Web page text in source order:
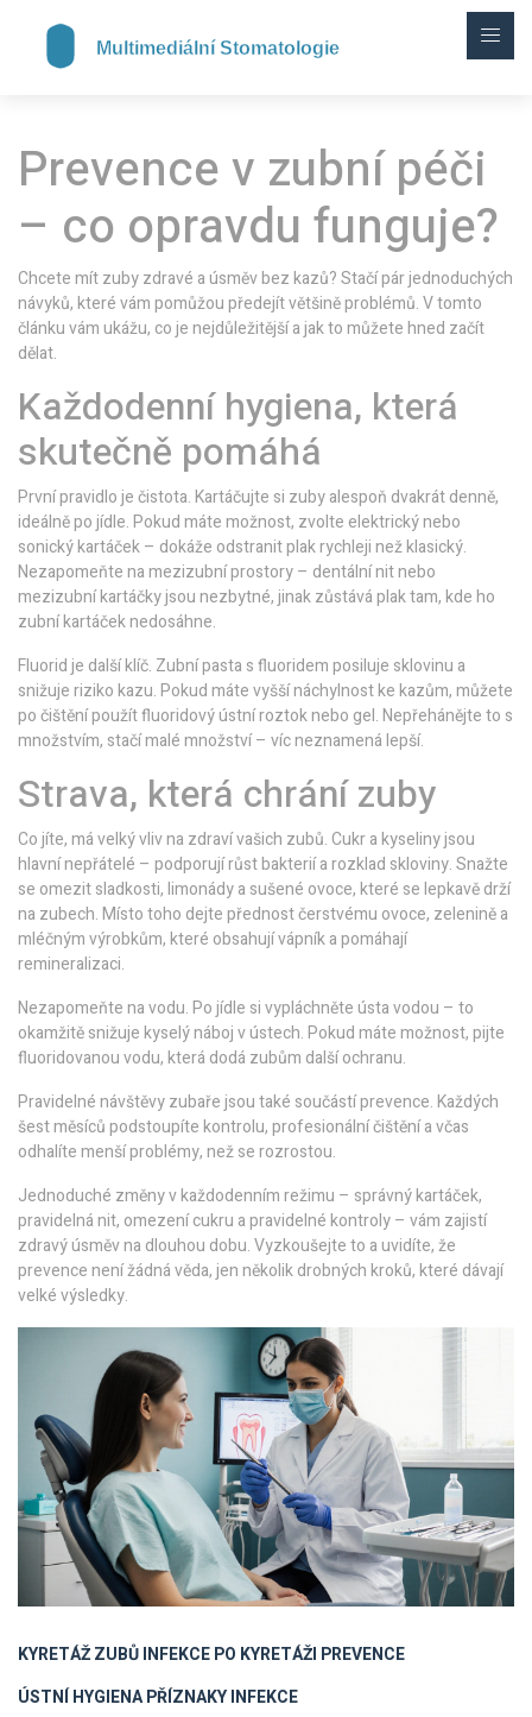
Prevence v zubní péči
– co opravdu funguje?
Chcete mít zuby zdravé a úsměv bez kazů? Stačí pár jednoduchých
návyků, které vám pomůžou předejít většině problémů. V tomto
článku vám ukážu, co je nejdůležitější a jak to můžete hned začít
dělat.
Každodenní hygiena, která
skutečně pomáhá
První pravidlo je čistota. Kartáčujte si zuby alespoň dvakrát denně,
ideálně po jídle. Pokud máte možnost, zvolte elektrický nebo
sonický kartáček – dokáže odstranit plak rychleji než klasický.
Nezapomeňte na mezizubní prostory – dentální nit nebo
mezizubní kartáčky jsou nezbytné, jinak zůstává plak tam, kde ho
zubní kartáček nedosáhne.
Fluorid je další klíč. Zubní pasta s fluoridem posiluje sklovinu a
snižuje riziko kazu. Pokud máte vyšší náchylnost ke kazům, můžete
po čištění použít fluoridový ústní roztok nebo gel. Nepřehánějte to s
množstvím, stačí malé množství – víc neznamená lepší.
Strava, která chrání zuby
Co jíte, má velký vliv na zdraví vašich zubů. Cukr a kyseliny jsou
hlavní nepřátelé – podporují růst bakterií a rozklad skloviny. Snažte
se omezit sladkosti, limonády a sušené ovoce, které se lepkavě drží
na zubech. Místo toho dejte přednost čerstvému ovoce, zelenině a
mléčným výrobkům, které obsahují vápník a pomáhají
remineralizaci.
Nezapomeňte na vodu. Po jídle si vypláchněte ústa vodou – to
okamžitě snižuje kyselý náboj v ústech. Pokud máte možnost, pijte
fluoridovanou vodu, která dodá zubům další ochranu.
Pravidelné návštěvy zubaře jsou také součástí prevence. Každých
šest měsíců podstoupíte kontrolu, profesionální čištění a včas
odhalíte menší problémy, než se rozrostou.
Jednoduché změny v každodenním režimu – správný kartáček,
pravidelná nit, omezení cukru a pravidelné kontroly – vám zajistí
zdravý úsměv na dlouhou dobu. Vyzkoušejte to a uvidíte, že
prevence není žádná věda, jen několik drobných kroků, které dávají
velké výsledky.
KYRETÁŽ ZUBŮINFEKCE PO KYRETÁŽI PREVENCE
ÚSTNÍ HYGIENAPŘÍZNAKY INFEKCE